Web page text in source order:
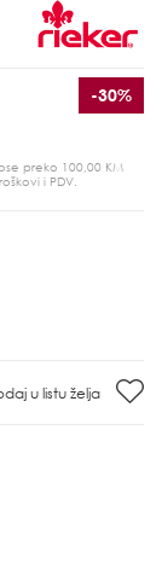
-30%
preko 100,00 KM
i PDV.
u listu želja